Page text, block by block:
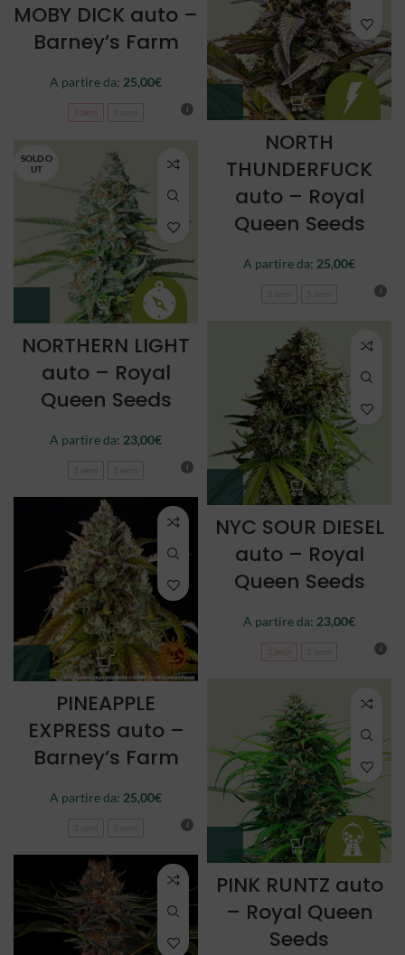
MOBY DICK auto –
Barney’s Farm
A partire da: 25,00€
3 semi
NORTH
THUNDERFUCK
auto – Royal
Queen Seeds
A partire da: 25,00€
SOLD O
UT
NORTHERN LIGHT
auto – Royal
Queen Seeds
A partire da: 23,00€
NYC SOUR DIESEL
auto – Royal
Queen Seeds
A partire da: 23,00€
3 semi
PINEAPPLE
EXPRESS auto –
Barney’s Farm
A partire da: 25,00€
PINK RUNTZ auto
– Royal Queen
Seeds